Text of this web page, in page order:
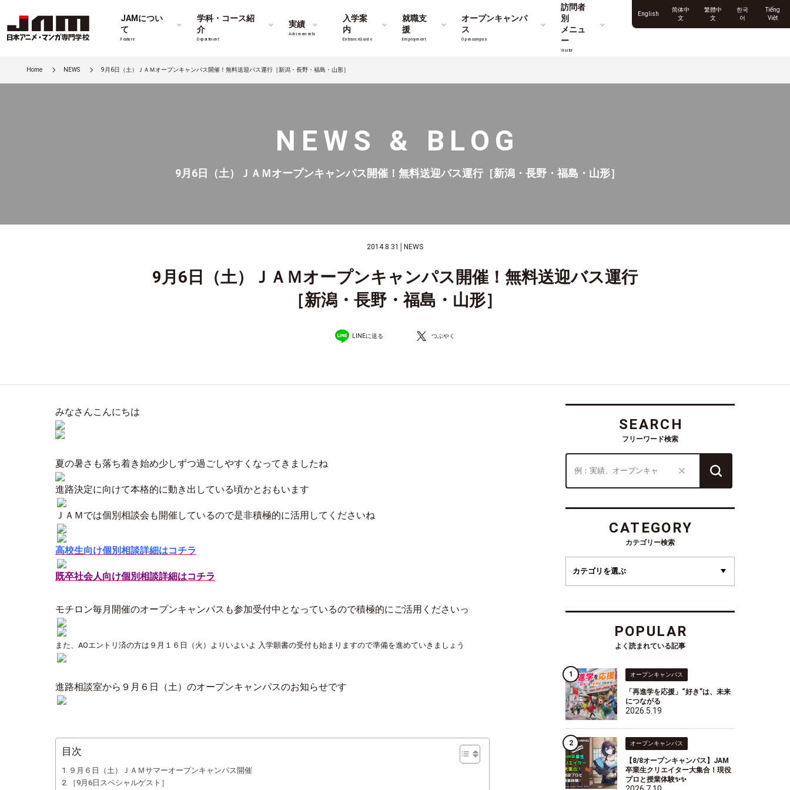
JAMについ
て
Feature
学科・コース紹
介
Department
実績
Achievements
入学案
内
Entrance Guide
就職支
援
Employment
オープンキャンパ
ス
Opencampus
訪問者
別
メニュ
ー
Visitor
English
简体中
文
繁體中
文
한국
어
Tiếng
Việt
Home NEWS 9月6日（土）ＪＡＭオープンキャンパス開催！無料送迎バス運行［新潟・長野・福島・山形］
NEWS & BLOG
9月6日（土）ＪＡＭオープンキャンパス開催！無料送迎バス運行［新潟・長野・福島・山形］
2014.8.31 NEWS
9月6日（土）ＪＡＭオープンキャンパス開催！無料送迎バス運行
［新潟・長野・福島・山形］
LINEに送る つぶやく
みなさんこんにちは
夏の暑さも落ち着き始め少しずつ過ごしやすくなってきましたね
進路決定に向けて本格的に動き出している頃かとおもいます
ＪＡＭでは個別相談会も開催しているので是非積極的に活用してくださいね
高校生向け個別相談詳細はコチラ
既卒社会人向け個別相談詳細はコチラ
モチロン毎月開催のオープンキャンパスも参加受付中となっているので積極的にご活用くださいっ
また、AOエントリ済の方は９月１６日（火）よりいよいよ 入学願書の受付も始まりますので準備を進めていきましょう
進路相談室から９月６日（土）のオープンキャンパスのお知らせです
目次
９月６日（土）ＪＡＭサマーオープンキャンパス開催
［9月6日スペシャルゲスト］
SEARCH
フリーワード検索
CATEGORY
カテゴリー検索
POPULAR
よく読まれている記事
オープンキャンパス
「再進学を応援」“好き”は、未来
につながる
2026.5.19
オープンキャンパス
【8/8オープンキャンパス】JAM
卒業生クリエイター大集合！現役
プロと授業体験✨✨